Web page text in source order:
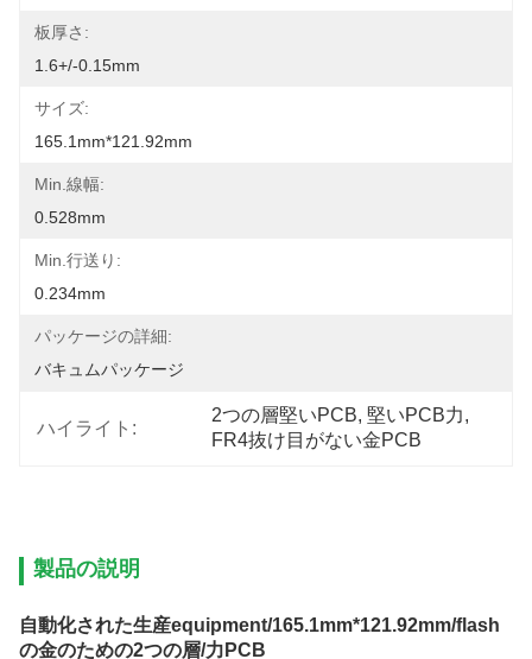
板厚さ:
1.6+/-0.15mm
サイズ:
165.1mm*121.92mm
Min.線幅:
0.528mm
Min.行送り:
0.234mm
パッケージの詳細:
バキュムパッケージ
ハイライト:
2つの層堅いPCB, 堅いPCB力,
FR4抜け目がない金PCB
製品の説明
自動化された生産equipment/165.1mm*121.92mm/flash
の金のための2つの層/力PCB